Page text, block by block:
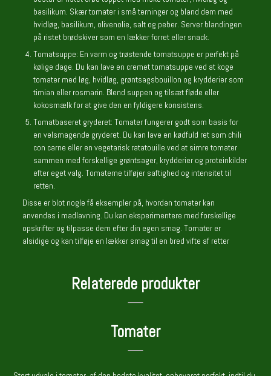
basilikum. Skær tomater i små terninger og bland dem med
hvidløg, basilikum, olivenolie, salt og peber. Server blandingen
på ristet brødskiver som en lækker forret eller snack.
Tomatsuppe: En varm og trøstende tomatsuppe er perfekt på
kølige dage. Du kan lave en cremet tomatsuppe ved at koge
tomater med løg, hvidløg, grøntsagsbouillon og krydderier som
timian eller rosmarin. Blend suppen og tilsæt fløde eller
kokosmælk for at give den en fyldigere konsistens.
Tomatbaseret gryderet: Tomater fungerer godt som basis for
en velsmagende gryderet. Du kan lave en kødfuld ret som chili
con carne eller en vegetarisk ratatouille ved at simre tomater
sammen med forskellige grøntsager, krydderier og proteinkilder
efter eget valg. Tomaterne tilføjer saftighed og intensitet til
retten.
Disse er blot nogle få eksempler på, hvordan tomater kan
anvendes i madlavning. Du kan eksperimentere med forskellige
opskrifter og tilpasse dem efter din egen smag. Tomater er
alsidige og kan tilføje en lækker smag til en bred vifte af retter
Relaterede produkter
Tomater